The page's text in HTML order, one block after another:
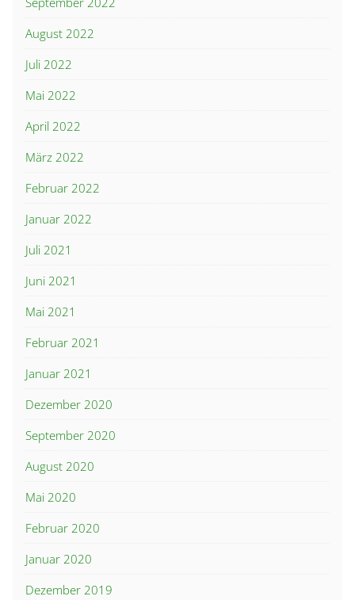
August 2022
Juli 2022
Mai 2022
April 2022
März 2022
Februar 2022
Januar 2022
Juli 2021
Juni 2021
Mai 2021
Februar 2021
Januar 2021
Dezember 2020
September 2020
August 2020
Mai 2020
Februar 2020
Januar 2020
Dezember 2019